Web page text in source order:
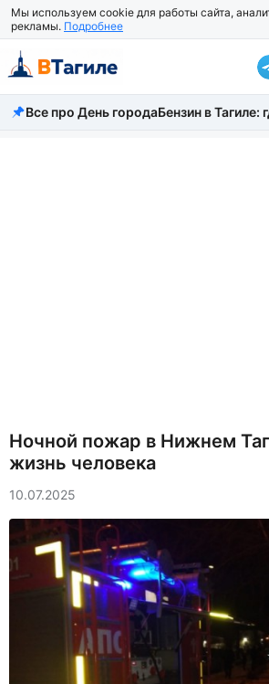
Мы используем cookie для работы сайта,
рекламы. Подробнее
Все новости
Все про День городаБензин в Тагиле:
Ночной пожар в Нижнем
жизнь человека
10.07.2025